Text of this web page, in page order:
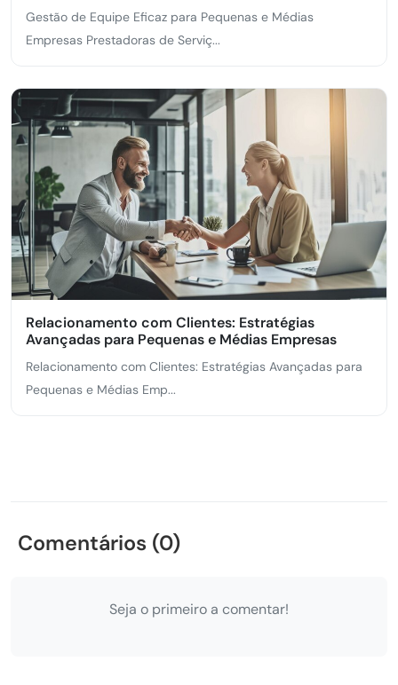
Gestão de Equipe Eficaz para Pequenas e Médias
Empresas Prestadoras de Serviç...
Relacionamento com Clientes: Estratégias
Avançadas para Pequenas e Médias Empresas
Relacionamento com Clientes: Estratégias Avançadas para
Pequenas e Médias Emp...
Comentários (0)
Seja o primeiro a comentar!